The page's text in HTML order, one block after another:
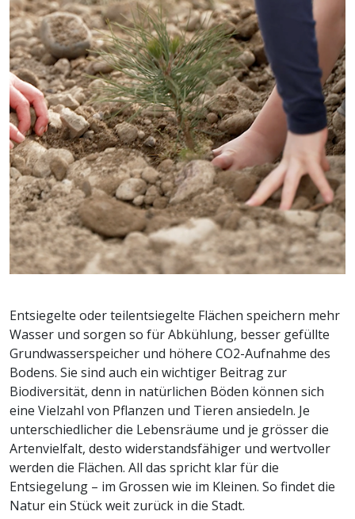
Entsiegelte oder teilentsiegelte Flächen speichern mehr
Wasser und sorgen so für Abkühlung, besser gefüllte
Grundwasserspeicher und höhere CO2-Aufnahme des
Bodens. Sie sind auch ein wichtiger Beitrag zur
Biodiversität, denn in natürlichen Böden können sich
eine Vielzahl von Pflanzen und Tieren ansiedeln. Je
unterschiedlicher die Lebensräume und je grösser die
Artenvielfalt, desto widerstandsfähiger und wertvoller
werden die Flächen. All das spricht klar für die
Entsiegelung – im Grossen wie im Kleinen. So findet die
Natur ein Stück weit zurück in die Stadt.